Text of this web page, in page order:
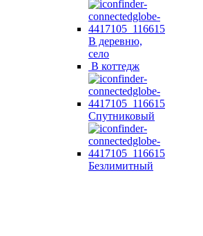
В деревню,
село
В коттедж
Спутниковый
Безлимитный